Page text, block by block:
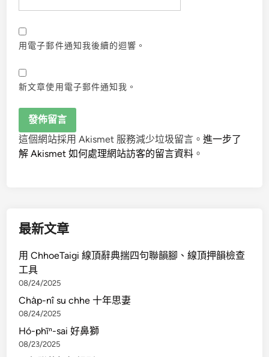
用電子郵件通知我後續的迴響。
新文章使用電子郵件通知我。
這個網站採用 Akismet 服務減少垃圾留言。進一步了
解 Akismet 如何處理網站訪客的留言資料 。
最新文章
用 ChhoeTaigi 線頂辭典揣四句聯韻腳、線頂押韻檢查
工具
08/24/2025
Cha̍p-nî su chhe 十年思妻
08/24/2025
Hó-phīⁿ-sai 好鼻獅
08/23/2025